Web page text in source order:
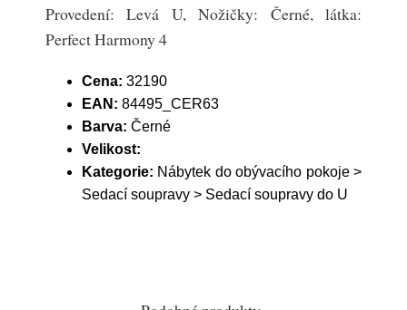
Provedení: Levá U, Nožičky: Černé, látka:
Perfect Harmony 4
Cena: 32190
EAN: 84495_CER63
Barva: Černé
Velikost:
Kategorie: Nábytek do obývacího pokoje >
Sedací soupravy > Sedací soupravy do U